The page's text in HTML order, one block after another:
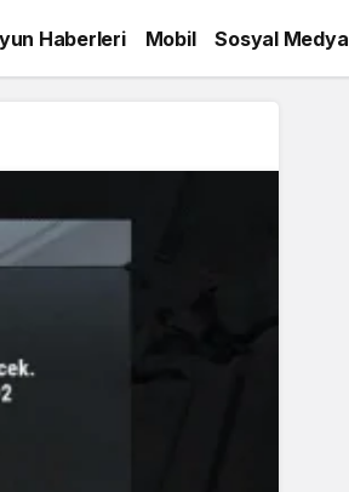
Haberleri Mobil Sosyal Medya